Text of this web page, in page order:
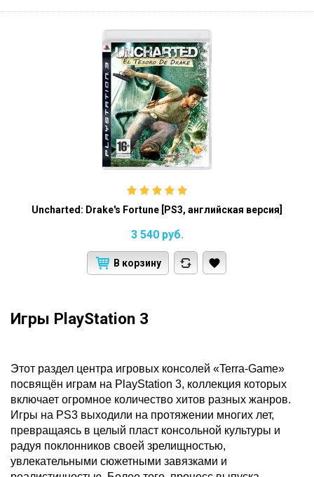
Uncharted: Drake's Fortune [PS3, английская версия]
3 540 руб.
В корзину
Игры PlayStation 3
Этот раздел центра игровых консолей «Terra-Game»
посвящён играм на PlayStation 3, коллекция которых
включает огромное количество хитов разных жанров.
Игры на PS3 выходили на протяжении многих лет,
превращаясь в целый пласт консольной культуры и
радуя поклонников своей зрелищностью,
увлекательными сюжетными завязками и